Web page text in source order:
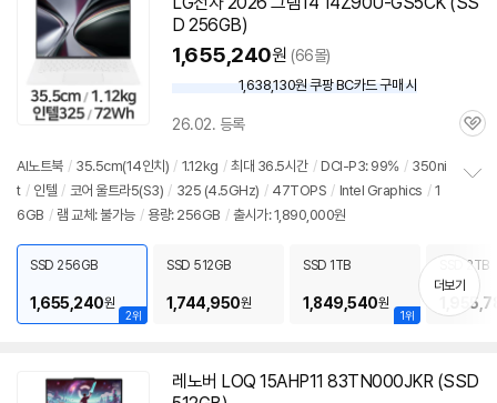
D 256GB)
1,655,240원 (66몰)
할
가
1,638,130원 쿠팡 BC카드 구매 시
26.02. 등록
관
AI노트북 / 35.5cm(14인치) / 1.12kg / 최대 36.5시간 / DCI-P3: 99% / 350ni
t / 인텔 / 코어 울트라5(S3) / 325 (4.5GHz) / 47TOPS / Intel Graphics / 1
6GB / 램 교체: 불가능 / 용량: 256GB / 출시가: 1,890,000원
치
기
2위
SSD 256GB
1,655,240원
SSD 512GB
1,744,950원
1위
SSD 1TB
1,849,540원
SSD 2TB
더보기
레노버 LOQ 15AHP11 83TN000JKR (SSD